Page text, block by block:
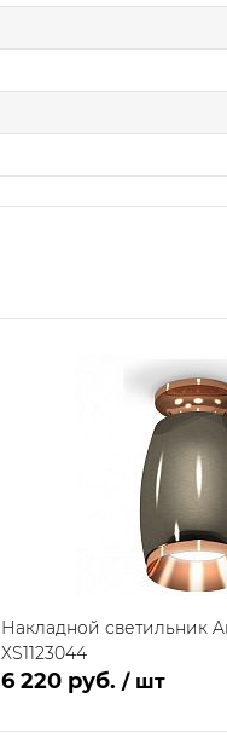
Накладной светильник
XS1123044
6 220 руб. / шт